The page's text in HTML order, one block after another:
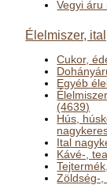
Vegyi áru
Élelmiszer,
Cukor,
Egyéb
(4639)
Hús,
Ital
Kávé-,
Zöldség-,